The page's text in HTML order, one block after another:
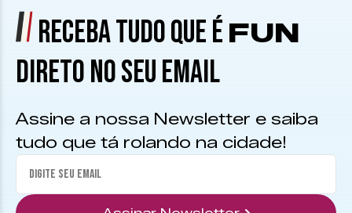
RECEBA TUDO QUE É FUN
DIRETO NO SEU EMAIL
Assine a nossa Newsletter e saiba
tudo que tá rolando na cidade!